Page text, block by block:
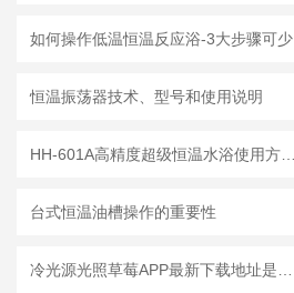
如何操作低温恒温反应浴-3大步骤可少
恒温振荡器技术、型号和使用说明
台式恒温油槽操作的重要性